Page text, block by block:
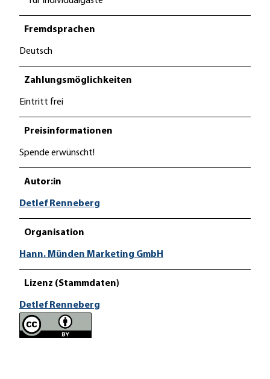
Fremdsprachen
Deutsch
Zahlungsmöglichkeiten
Eintritt frei
Preisinformationen
Spende erwünscht!
Autor:in
Detlef Renneberg
Organisation
Hann. Münden Marketing GmbH
Lizenz (Stammdaten)
Detlef Renneberg